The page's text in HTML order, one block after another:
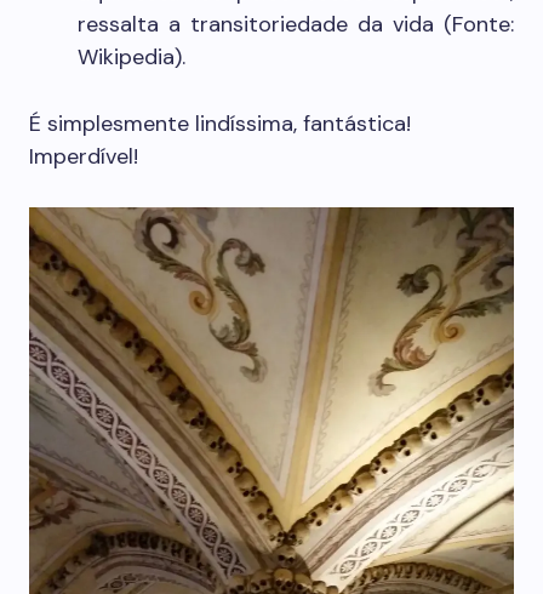
ressalta a transitoriedade da vida (Fonte:
Wikipedia).
É simplesmente lindíssima, fantástica!
Imperdível!